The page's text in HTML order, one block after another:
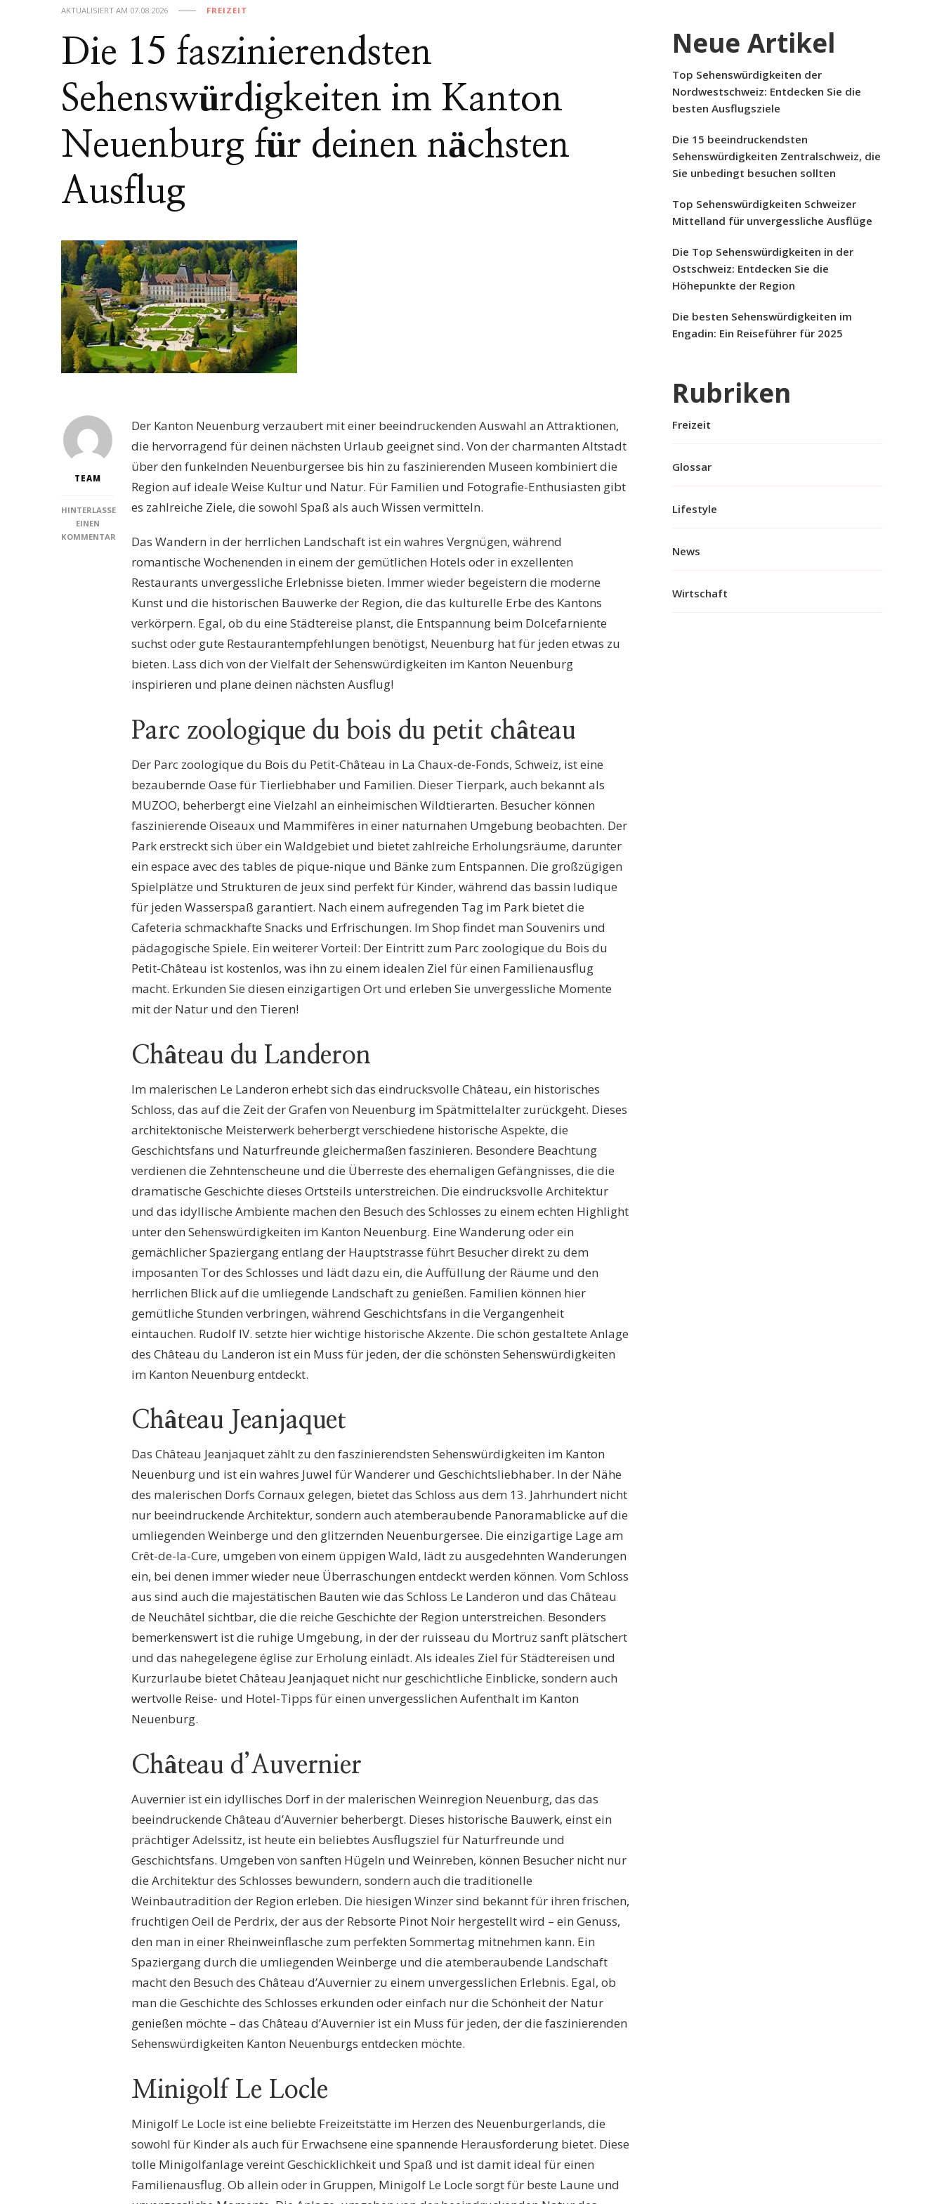
AKTUALISIERT AM 07.08.2026 FREIZEIT
Die 15 faszinierendsten
Sehenswürdigkeiten im Kanton
Neuenburg für deinen nächsten
Ausflug
TEAM
HINTERLASSE
EINEN
KOMMENTAR
FASZINIERENDSTEN
SEHENSWÜRDIGKEITEN
NEUENBURG
Der Kanton Neuenburg verzaubert mit einer beeindruckenden Auswahl an Attraktionen,
die hervorragend für deinen nächsten Urlaub geeignet sind. Von der charmanten Altstadt
über den funkelnden Neuenburgersee bis hin zu faszinierenden Museen kombiniert die
Region auf ideale Weise Kultur und Natur. Für Familien und Fotografie-Enthusiasten gibt
es zahlreiche Ziele, die sowohl Spaß als auch Wissen vermitteln.
Das Wandern in der herrlichen Landschaft ist ein wahres Vergnügen, während
romantische Wochenenden in einem der gemütlichen Hotels oder in exzellenten
Restaurants unvergessliche Erlebnisse bieten. Immer wieder begeistern die moderne
Kunst und die historischen Bauwerke der Region, die das kulturelle Erbe des Kantons
verkörpern. Egal, ob du eine Städtereise planst, die Entspannung beim Dolcefarniente
suchst oder gute Restaurantempfehlungen benötigst, Neuenburg hat für jeden etwas zu
bieten. Lass dich von der Vielfalt der Sehenswürdigkeiten im Kanton Neuenburg
inspirieren und plane deinen nächsten Ausflug!
Parc zoologique du bois du petit château
Der Parc zoologique du Bois du Petit-Château in La Chaux-de-Fonds, Schweiz, ist eine
bezaubernde Oase für Tierliebhaber und Familien. Dieser Tierpark, auch bekannt als
MUZOO, beherbergt eine Vielzahl an einheimischen Wildtierarten. Besucher können
faszinierende Oiseaux und Mammifères in einer naturnahen Umgebung beobachten. Der
Park erstreckt sich über ein Waldgebiet und bietet zahlreiche Erholungsräume, darunter
ein espace avec des tables de pique-nique und Bänke zum Entspannen. Die großzügigen
Spielplätze und Strukturen de jeux sind perfekt für Kinder, während das bassin ludique
für jeden Wasserspaß garantiert. Nach einem aufregenden Tag im Park bietet die
Cafeteria schmackhafte Snacks und Erfrischungen. Im Shop findet man Souvenirs und
pädagogische Spiele. Ein weiterer Vorteil: Der Eintritt zum Parc zoologique du Bois du
Petit-Château ist kostenlos, was ihn zu einem idealen Ziel für einen Familienausflug
macht. Erkunden Sie diesen einzigartigen Ort und erleben Sie unvergessliche Momente
mit der Natur und den Tieren!
Château du Landeron
Im malerischen Le Landeron erhebt sich das eindrucksvolle Château, ein historisches
Schloss, das auf die Zeit der Grafen von Neuenburg im Spätmittelalter zurückgeht. Dieses
architektonische Meisterwerk beherbergt verschiedene historische Aspekte, die
Geschichtsfans und Naturfreunde gleichermaßen faszinieren. Besondere Beachtung
verdienen die Zehntenscheune und die Überreste des ehemaligen Gefängnisses, die die
dramatische Geschichte dieses Ortsteils unterstreichen. Die eindrucksvolle Architektur
und das idyllische Ambiente machen den Besuch des Schlosses zu einem echten Highlight
unter den Sehenswürdigkeiten im Kanton Neuenburg. Eine Wanderung oder ein
gemächlicher Spaziergang entlang der Hauptstrasse führt Besucher direkt zu dem
imposanten Tor des Schlosses und lädt dazu ein, die Auffüllung der Räume und den
herrlichen Blick auf die umliegende Landschaft zu genießen. Familien können hier
gemütliche Stunden verbringen, während Geschichtsfans in die Vergangenheit
eintauchen. Rudolf IV. setzte hier wichtige historische Akzente. Die schön gestaltete Anlage
des Château du Landeron ist ein Muss für jeden, der die schönsten Sehenswürdigkeiten
im Kanton Neuenburg entdeckt.
Château Jeanjaquet
Das Château Jeanjaquet zählt zu den faszinierendsten Sehenswürdigkeiten im Kanton
Neuenburg und ist ein wahres Juwel für Wanderer und Geschichtsliebhaber. In der Nähe
des malerischen Dorfs Cornaux gelegen, bietet das Schloss aus dem 13. Jahrhundert nicht
nur beeindruckende Architektur, sondern auch atemberaubende Panoramablicke auf die
umliegenden Weinberge und den glitzernden Neuenburgersee. Die einzigartige Lage am
Crêt-de-la-Cure, umgeben von einem üppigen Wald, lädt zu ausgedehnten Wanderungen
ein, bei denen immer wieder neue Überraschungen entdeckt werden können. Vom Schloss
aus sind auch die majestätischen Bauten wie das Schloss Le Landeron und das Château
de Neuchâtel sichtbar, die die reiche Geschichte der Region unterstreichen. Besonders
bemerkenswert ist die ruhige Umgebung, in der der ruisseau du Mortruz sanft plätschert
und das nahegelegene église zur Erholung einlädt. Als ideales Ziel für Städtereisen und
Kurzurlaube bietet Château Jeanjaquet nicht nur geschichtliche Einblicke, sondern auch
wertvolle Reise- und Hotel-Tipps für einen unvergesslichen Aufenthalt im Kanton
Neuenburg.
Château d’Auvernier
Auvernier ist ein idyllisches Dorf in der malerischen Weinregion Neuenburg, das das
beeindruckende Château d’Auvernier beherbergt. Dieses historische Bauwerk, einst ein
prächtiger Adelssitz, ist heute ein beliebtes Ausflugsziel für Naturfreunde und
Geschichtsfans. Umgeben von sanften Hügeln und Weinreben, können Besucher nicht nur
die Architektur des Schlosses bewundern, sondern auch die traditionelle
Weinbautradition der Region erleben. Die hiesigen Winzer sind bekannt für ihren frischen,
fruchtigen Oeil de Perdrix, der aus der Rebsorte Pinot Noir hergestellt wird – ein Genuss,
den man in einer Rheinweinflasche zum perfekten Sommertag mitnehmen kann. Ein
Spaziergang durch die umliegenden Weinberge und die atemberaubende Landschaft
macht den Besuch des Château d’Auvernier zu einem unvergesslichen Erlebnis. Egal, ob
man die Geschichte des Schlosses erkunden oder einfach nur die Schönheit der Natur
genießen möchte – das Château d’Auvernier ist ein Muss für jeden, der die faszinierenden
Sehenswürdigkeiten Kanton Neuenburgs entdecken möchte.
Minigolf Le Locle
Minigolf Le Locle ist eine beliebte Freizeitstätte im Herzen des Neuenburgerlands, die
sowohl für Kinder als auch für Erwachsene eine spannende Herausforderung bietet. Diese
tolle Minigolfanlage vereint Geschicklichkeit und Spaß und ist damit ideal für einen
Familienausflug. Ob allein oder in Gruppen, Minigolf Le Locle sorgt für beste Laune und
Neue Artikel
Top Sehenswürdigkeiten der
Nordwestschweiz: Entdecken Sie die
besten Ausflugsziele
Die 15 beeindruckendsten
Sehenswürdigkeiten Zentralschweiz, die
Sie unbedingt besuchen sollten
Top Sehenswürdigkeiten Schweizer
Mittelland für unvergessliche Ausflüge
Die Top Sehenswürdigkeiten in der
Ostschweiz: Entdecken Sie die
Höhepunkte der Region
Die besten Sehenswürdigkeiten im
Engadin: Ein Reiseführer für 2025
Rubriken
Freizeit
Glossar
Lifestyle
News
Wirtschaft